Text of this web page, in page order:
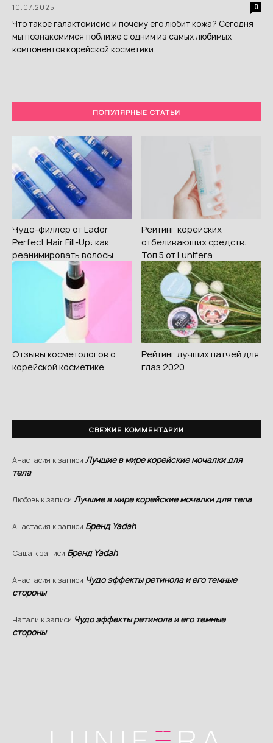
10.07.2025 0
Что такое галактомисис и почему его любит кожа? Сегодня
мы познакомимся поближе с одним из самых любимых
компонентов корейской косметики.
ПОПУЛЯРНЫЕ СТАТЬИ
Чудо-филлер от Lador
Perfect Hair Fill-Up: как
реанимировать волосы
Рейтинг корейских
отбеливающих средств:
Топ 5 от Lunifera
Отзывы косметологов о
корейской косметике
Рейтинг лучших патчей для
глаз 2020
СВЕЖИЕ КОММЕНТАРИИ
Анастасия к записи Лучшие в мире корейские мочалки для
тела
Любовь к записи Лучшие в мире корейские мочалки для тела
Анастасия к записи Бренд Yadah
Саша к записи Бренд Yadah
Анастасия к записи Чудо эффекты ретинола и его темные
стороны
Натали к записи Чудо эффекты ретинола и его темные
стороны